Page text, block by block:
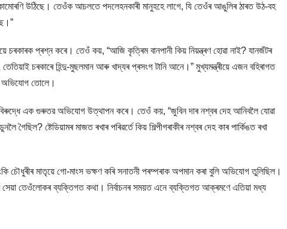
কামোৰণি উঠিছে। তেওঁক আচলতে পদলেহনকাৰী মানুহহে লাগে, যি তেওঁৰ আঙুলিৰ ঠাৰত উঠ-বহ
চৰকাৰক প্ৰশ্ন কৰে। তেওঁ কয়, “আজি কৃত্ৰিম বানপানী কিয় নিয়ন্ত্ৰণ হোৱা নাই? যানজঁটৰ
চৰকাৰে হিন্দু-মুছলমান আৰু খাদ্যৰ প্ৰসংগ টানি আনে।” মুখ্যমন্ত্ৰীয়ে এজন বহিৰাগত
অভিযোগ তোলে।
বিৰুদ্ধে এক গুৰুতর অভিযোগ উত্থাপন কৰে। তেওঁ কয়, “জুবিন দাৰ নশ্বৰ দেহ আনিবলৈ যোৱা
গৈছিল? ষ্টেডিয়ামৰ মাজত ৰখাৰ পৰিৱৰ্তে কিয় শিল্পীগৰাকীৰ নশ্বৰ দেহ কাৰ পাৰ্কিঙত ৰখা
চৌধুৰীৰ মাতৃয়ে গো-মাংস ভক্ষণ কৰি সনাতনী পৰম্পৰাক অপমান কৰা বুলি অভিযোগ তুলিছিল।
সেয়া তেওঁলোকৰ ব্যক্তিগত কথা। নিৰ্বাচনৰ সময়ত এনে ব্যক্তিগত আক্ৰমণে এতিয়া মধ্য